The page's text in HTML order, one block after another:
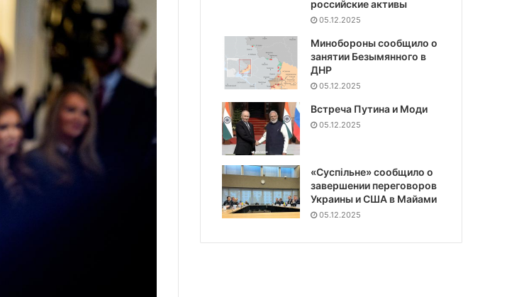
российские активы
05.12.2025
Минобороны сообщило о
занятии Безымянного в
ДНР
05.12.2025
Встреча Путина и Моди
05.12.2025
«Суспiльне» сообщило о
завершении переговоров
Украины и США в Майами
05.12.2025